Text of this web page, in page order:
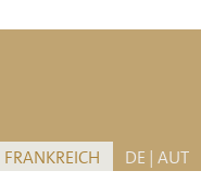
FRANKREICH DE | AUT